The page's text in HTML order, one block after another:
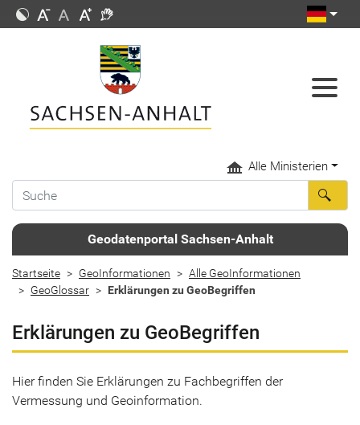
Alle Ministerien
Geodatenportal Sachsen-Anhalt
Startseite GeoInformationen
Alle GeoInformationen
GeoGlossar
Erklärungen zu GeoBegriffen
Erklärungen zu GeoBegriffen
Hier finden Sie Erklärungen zu Fachbegriffen der
Vermessung und Geoinformation.